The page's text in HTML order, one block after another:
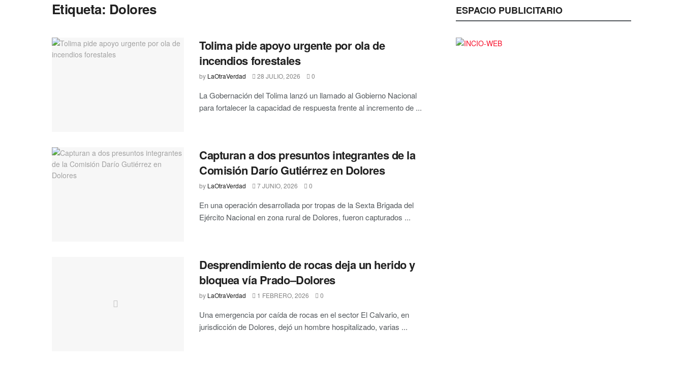
Etiqueta: Dolores
Tolima pide apoyo urgente por ola de
incendios forestales
by LaOtraVerdad 28 JULIO, 2026 0
La Gobernación del Tolima lanzó un llamado al Gobierno Nacional
para fortalecer la capacidad de respuesta frente al incremento de ...
Capturan a dos presuntos integrantes de la
Comisión Darío Gutiérrez en Dolores
by LaOtraVerdad 7 JUNIO, 2026 0
En una operación desarrollada por tropas de la Sexta Brigada del
Ejército Nacional en zona rural de Dolores, fueron capturados ...
Desprendimiento de rocas deja un herido y
bloquea vía Prado–Dolores
by LaOtraVerdad 1 FEBRERO, 2026 0
Una emergencia por caída de rocas en el sector El Calvario, en
jurisdicción de Dolores, dejó un hombre hospitalizado, varias ...
ESPACIO PUBLICITARIO